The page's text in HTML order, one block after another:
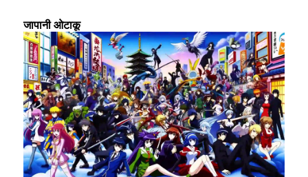
आकृतियाँ बनाते हैं। गर्मियों में, ``आतिशबाज़ी'' का आनंद लिया जाता है, जो आकाश में
प्रकाश की सुंदर कला का निर्माण करती है। केंदामा एक पारंपरिक खिलौना है जिसके
लिए कौशल और एकाग्रता की आवश्यकता होती है, और पीढ़ियों से इसे पसंद किया जाता
है। इन खेलों का अभी भी कई लोग महत्वपूर्ण सांस्कृतिक गतिविधियों के रूप में आनंद लेते
हैं जो परिवार और दोस्तों के साथ संबंधों को गहरा करते हैं।
जापानी ओटाकू